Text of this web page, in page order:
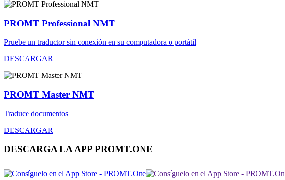
PROMT Professional NMT
Pruebe un traductor sin conexión en su computadora o portátil
DESCARGAR
PROMT Master NMT
Traduce documentos
DESCARGAR
DESCARGA LA APP PROMT.ONE